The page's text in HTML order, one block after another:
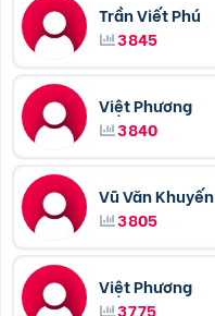
Trần Viết Phú
3845
Việt Phương
3840
Vũ Văn Khuyến
3805
Việt Phương
3775